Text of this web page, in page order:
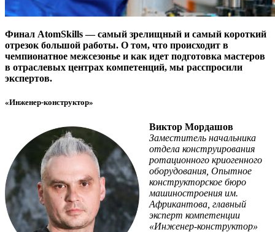
Финал AtomSkills — самый зрелищный и самый короткий
отрезок большой работы. О том, что происходит в
чемпионатное межсезонье и как идет подготовка мастеров
в отраслевых центрах компетенций, мы расспросили
экспертов.
«Инженер-конструктор»
Виктор Мордашов
Заместитель начальника
отдела конструирования
ротационного криогенного
оборудования, Опытное
конструкторское бюро
машиностроения им.
Африкантова, главный
эксперт компетенции
«Инженер-конструктор»